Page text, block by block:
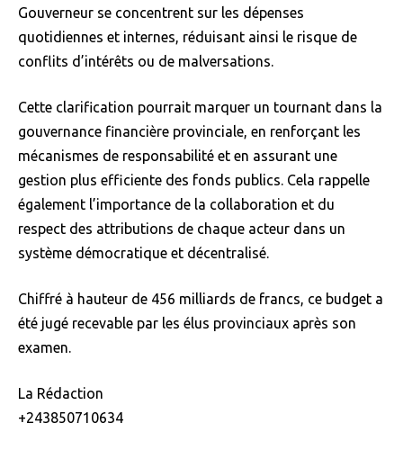
Gouverneur se concentrent sur les dépenses
quotidiennes et internes, réduisant ainsi le risque de
conflits d’intérêts ou de malversations.
Cette clarification pourrait marquer un tournant dans la
gouvernance financière provinciale, en renforçant les
mécanismes de responsabilité et en assurant une
gestion plus efficiente des fonds publics. Cela rappelle
également l’importance de la collaboration et du
respect des attributions de chaque acteur dans un
système démocratique et décentralisé.
Chiffré à hauteur de 456 milliards de francs, ce budget a
été jugé recevable par les élus provinciaux après son
examen.
La Rédaction
+243850710634